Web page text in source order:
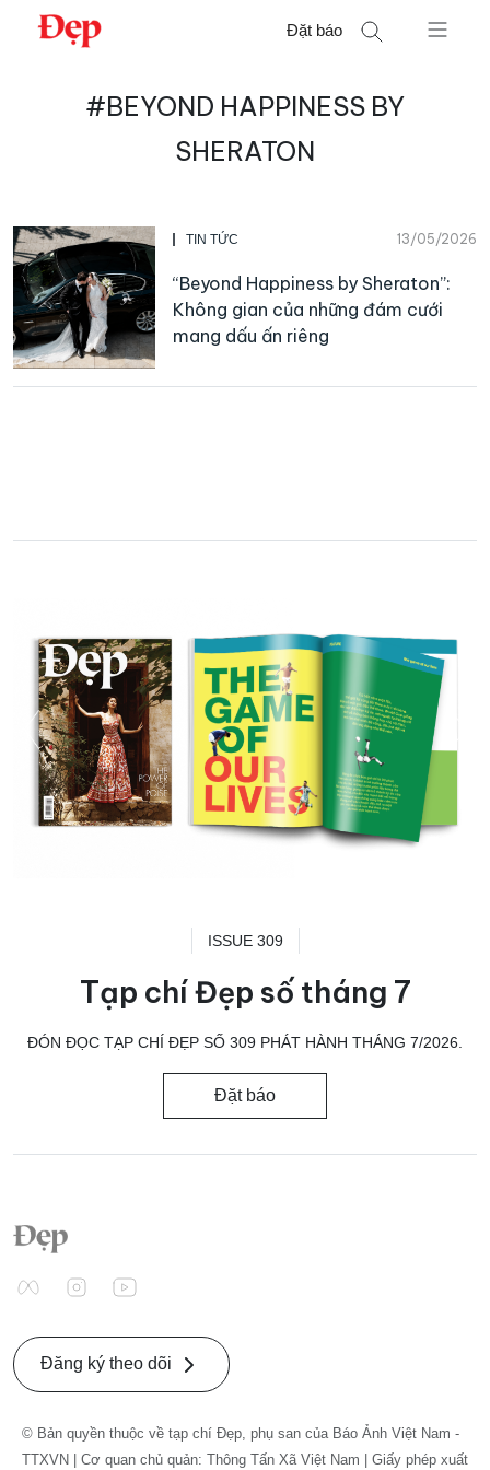
Chuyển
Đặt báo
#BEYOND HAPPINESS BY
SHERATON
TIN TỨC 13/05/2026
“Beyond Happiness by Sheraton”:
Không gian của những đám cưới
mang dấu ấn riêng
ISSUE 309
Tạp chí Đẹp số tháng 7
ĐÓN ĐỌC TẠP CHÍ ĐẸP SỐ 309 PHÁT HÀNH THÁNG 7/2026.
Đặt báo
Đăng ký theo dõi
© Bản quyền thuộc về tạp chí Đẹp, phụ san của Báo Ảnh Việt Nam -
TTXVN | Cơ quan chủ quản: Thông Tấn Xã Việt Nam | Giấy phép xuất